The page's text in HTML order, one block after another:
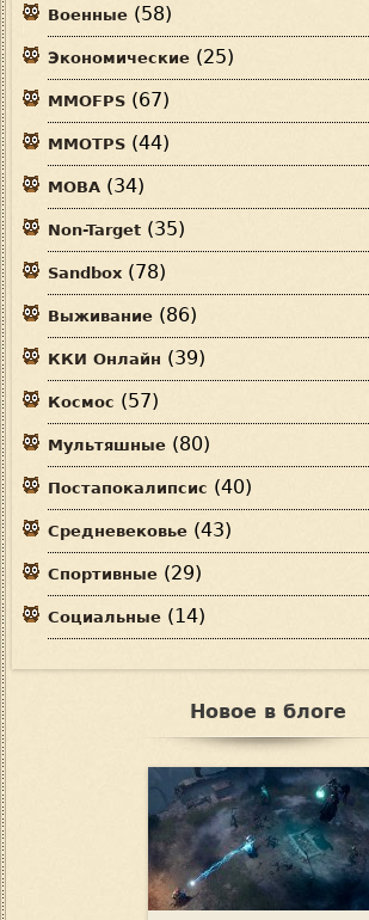
Военные (58)
Экономические (25)
MMOFPS (67)
MMOTPS (44)
MOBA (34)
Non-Target (35)
Sandbox (78)
Выживание (86)
ККИ Онлайн (39)
Космос (57)
Мультяшные (80)
Постапокалипсис (40)
Средневековье (43)
Спортивные (29)
Социальные (14)
Новое в блоге